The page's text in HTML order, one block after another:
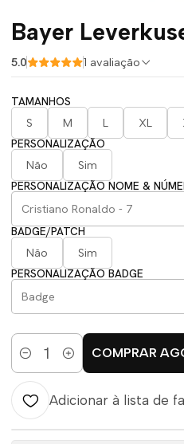
Bayer
5.0 1 avaliação
TAMANHOS
S
M L XL
PERSONALIZAÇÃO
Não
Sim
PERSONALIZAÇÃO NOME &
BADGE/PATCH
Não
Sim
PERSONALIZAÇÃO BADGE
Quantidade
COMPRAR
Adicionar à lista de